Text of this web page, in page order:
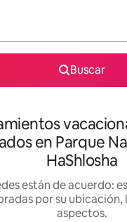
Buscar
en Parque
HaShlosha
están de acuerdo:
por su
aspectos.